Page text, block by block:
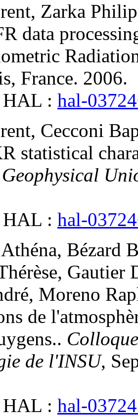
, Zarka
data
France. 2006.
HAL : hal-
, Cecconi
statistical
HAL : hal-
Athéna, Bézard
, Gautier
, Moreno
de
.
de l'INSU,
HAL : hal-